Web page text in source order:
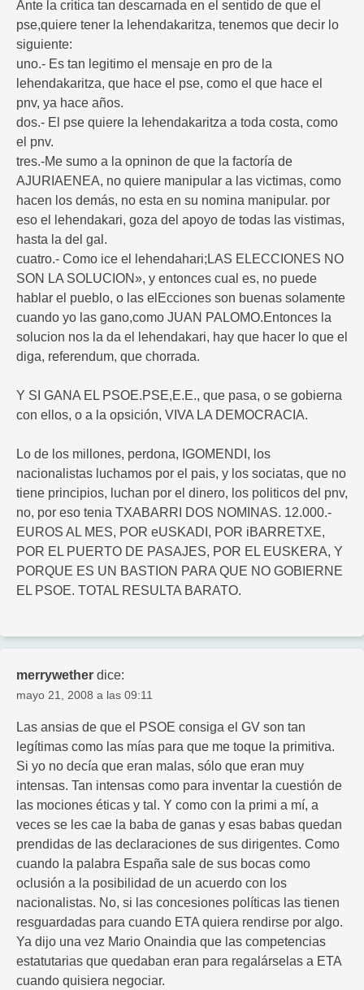
Ante la critica tan descarnada en el sentido de que el
pse,quiere tener la lehendakaritza, tenemos que decir lo
siguiente:
uno.- Es tan legitimo el mensaje en pro de la
lehendakaritza, que hace el pse, como el que hace el
pnv, ya hace años.
dos.- El pse quiere la lehendakaritza a toda costa, como
el pnv.
tres.-Me sumo a la opninon de que la factoría de
AJURIAENEA, no quiere manipular a las victimas, como
hacen los demás, no esta en su nomina manipular. por
eso el lehendakari, goza del apoyo de todas las vistimas,
hasta la del gal.
cuatro.- Como ice el lehendahari;LAS ELECCIONES NO
SON LA SOLUCION», y entonces cual es, no puede
hablar el pueblo, o las elEcciones son buenas solamente
cuando yo las gano,como JUAN PALOMO.Entonces la
solucion nos la da el lehendakari, hay que hacer lo que el
diga, referendum, que chorrada.
Y SI GANA EL PSOE.PSE,E.E., que pasa, o se gobierna
con ellos, o a la opsición, VIVA LA DEMOCRACIA.
Lo de los millones, perdona, IGOMENDI, los
nacionalistas luchamos por el pais, y los sociatas, que no
tiene principios, luchan por el dinero, los politicos del pnv,
no, por eso tenia TXABARRI DOS NOMINAS. 12.000.-
EUROS AL MES, POR eUSKADI, POR iBARRETXE,
POR EL PUERTO DE PASAJES, POR EL EUSKERA, Y
PORQUE ES UN BASTION PARA QUE NO GOBIERNE
EL PSOE. TOTAL RESULTA BARATO.
merrywether dice:
mayo 21, 2008 a las 09:11
Las ansias de que el PSOE consiga el GV son tan
legítimas como las mías para que me toque la primitiva.
Si yo no decía que eran malas, sólo que eran muy
intensas. Tan intensas como para inventar la cuestión de
las mociones éticas y tal. Y como con la primi a mí, a
veces se les cae la baba de ganas y esas babas quedan
prendidas de las declaraciones de sus dirigentes. Como
cuando la palabra España sale de sus bocas como
oclusión a la posibilidad de un acuerdo con los
nacionalistas. No, si las concesiones políticas las tienen
resguardadas para cuando ETA quiera rendirse por algo.
Ya dijo una vez Mario Onaindia que las competencias
estatutarias que quedaban eran para regalárselas a ETA
cuando quisiera negociar.